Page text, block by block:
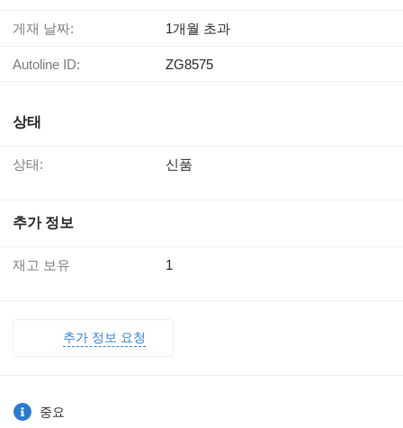
게재 날짜: 1개월 초과
Autoline ID: ZG8575
상태
상태: 신품
추가 정보
재고 보유 1
추가 정보 요청
중요